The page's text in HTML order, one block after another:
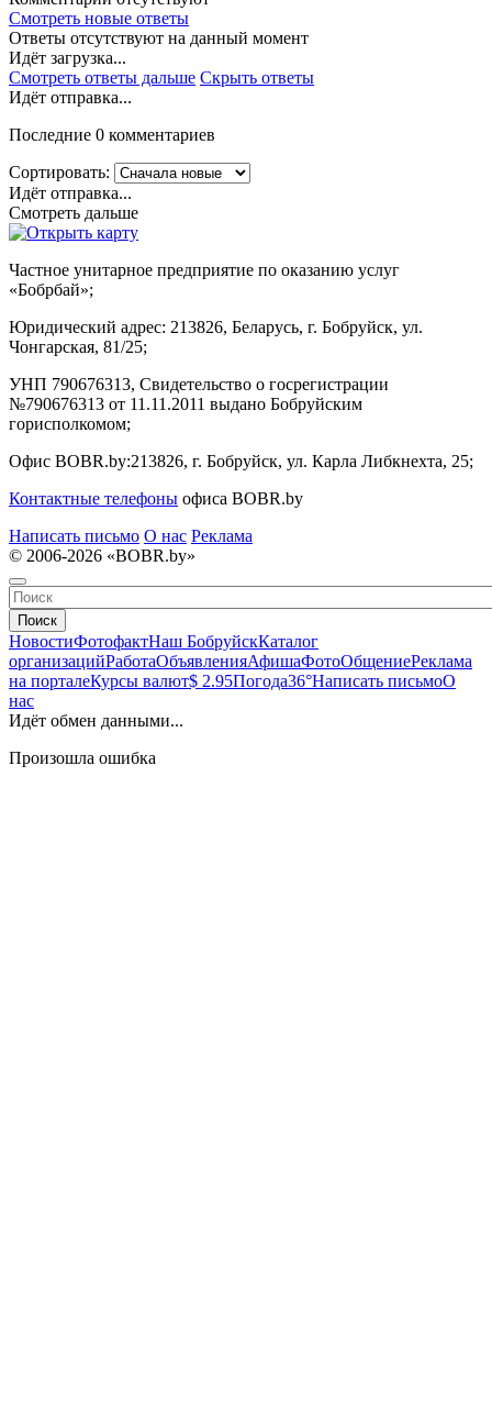
Смотреть новые ответы
Ответы отсутствуют на данный момент
Идёт загрузка...
Смотреть ответы дальше Скрыть ответы
Идёт отправка...
Последние 0 комментариев
Сортировать:
Идёт отправка...
Смотреть дальше
Частное унитарное предприятие по оказанию услуг
«Бобрбай»;
Юридический адрес: 213826, Беларусь, г. Бобруйск, ул.
Чонгарская, 81/25;
УНП 790676313, Свидетельство о госрегистрации
№790676313 от 11.11.2011 выдано Бобруйским
горисполкомом;
Офис BOBR.by:213826, г. Бобруйск, ул. Карла Либкнехта, 25;
Контактные телефоны офиса BOBR.by
Написать письмо О нас Реклама
© 2006-2026 «BOBR.by»
Поиск
НовостиФотофактНаш БобруйскКаталог
организацийРаботаОбъявленияАфишаФотоОбщениеРеклама
на порталеКурсы валют$ 2.95Погода36°Написать письмоО
нас
Идёт обмен данными...
Произошла ошибка